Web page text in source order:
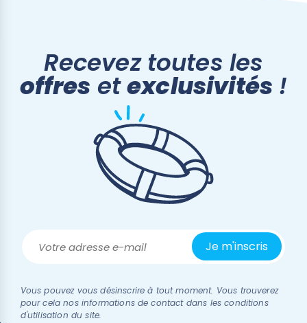
Recevez toutes les
offres etexclusivités !
Vous pouvez vous désinscrire à tout moment. Vous trouverez
pour cela nos informations de contact dans les conditions
d'utilisation du site.